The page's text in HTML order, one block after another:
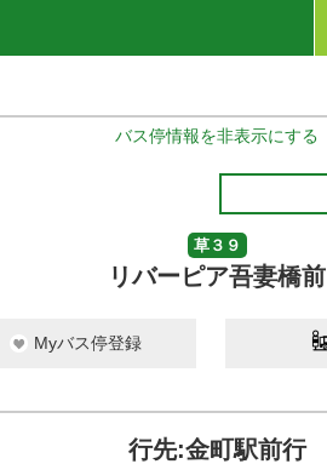
バス停情報を非表示にする
草３９
リバーピア吾妻橋前
Myバス停登録
行先:金町駅前行